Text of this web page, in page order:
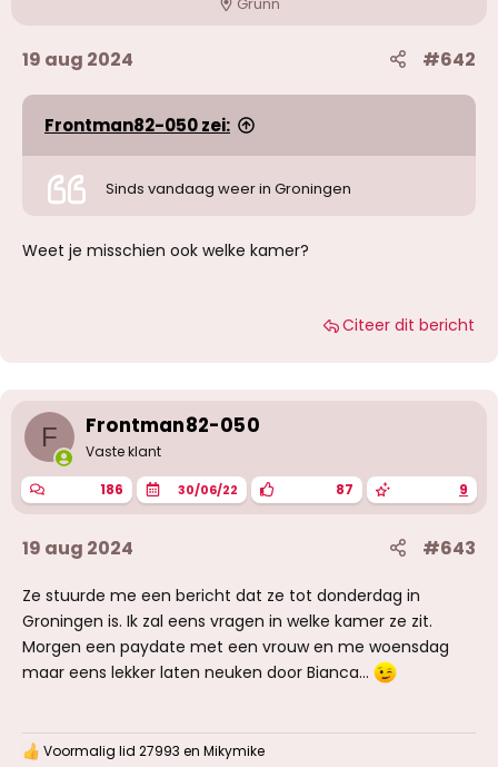
19 aug 2024 #642
Frontman82-050 zei:
Sinds vandaag weer in Groningen
Weet je misschien ook welke kamer?
Citeer dit bericht
F Frontman82-050
Vaste klant
186 30/06/22 87 9
19 aug 2024 #643
Ze stuurde me een bericht dat ze tot donderdag in
Groningen is. Ik zal eens vragen in welke kamer ze zit.
Morgen een paydate met een vrouw en me woensdag
maar eens lekker laten neuken door Bianca...
W Voormalig lid 27993 en Mikymike